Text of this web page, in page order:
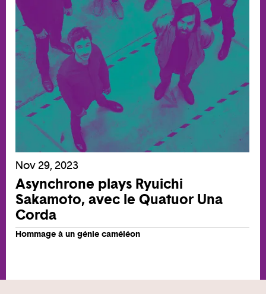
Nov 29, 2023
Asynchrone plays Ryuichi
Sakamoto, avec le Quatuor Una
Corda
Hommage à un génie caméléon